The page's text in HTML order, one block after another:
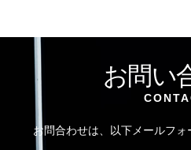
お問い
お問合わせは、以下メールフ